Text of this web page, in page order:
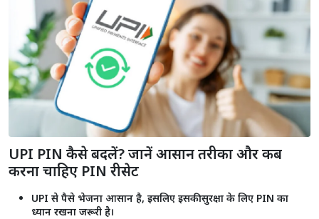
UPI PIN कैसे बदलें? जानें आसान तरीका और कब
करना चाहिए PIN रीसेट
UPI से पैसे भेजना आसान है, इसलिए इसकी सुरक्षा के लिए PIN का
ध्यान रखना जरूरी है।